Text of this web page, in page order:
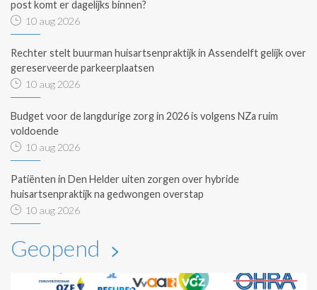
post komt er dagelijks binnen?
10 aug 2026
Rechter stelt buurman huisartsenpraktijk in Assendelft gelijk over
gereserveerde parkeerplaatsen
10 aug 2026
Budget voor de langdurige zorg in 2026 is volgens NZa ruim
voldoende
10 aug 2026
Patiënten in Den Helder uiten zorgen over hybride
huisartsenpraktijk na gedwongen overstap
10 aug 2026
Geopend